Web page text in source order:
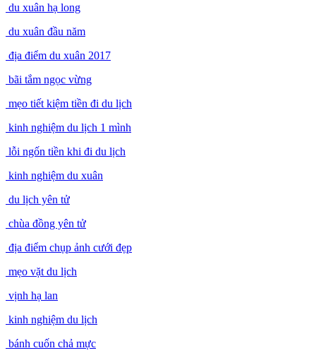
du xuân hạ long
du xuân đầu năm
địa điểm du xuân 2017
bãi tắm ngọc vừng
mẹo tiết kiệm tiền đi du lịch
kinh nghiệm du lịch 1 mình
lỗi ngốn tiền khi đi du lịch
kinh nghiệm du xuân
du lịch yên tử
chùa đồng yên tử
địa điểm chụp ảnh cưới đẹp
mẹo vặt du lịch
vịnh hạ lan
kinh nghiệm du lịch
bánh cuốn chả mực